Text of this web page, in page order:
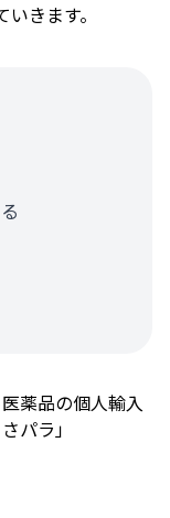
きます。